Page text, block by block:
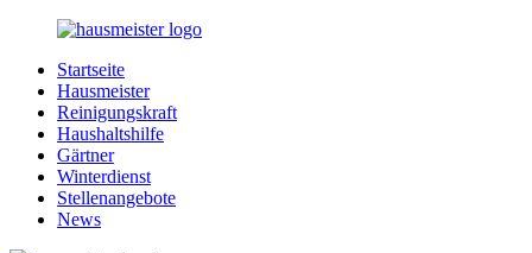
Zurück
Inhalt
Hausmeister.de
Alles
rund
Ihren
Haushalt
Startseite
Hausmeister
Reinigungskraft
Haushaltshilfe
Gärtner
Winterdienst
Stellenangebote
News